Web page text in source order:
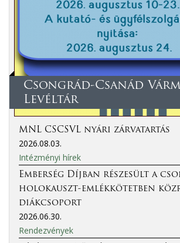
Csongrád-Csanád
Levéltár
MNL CSCSVL nyári zárvatartás
2026.08.03.
Intézményi hírek
Emberség Díjban részesült a
holokauszt-emlékkötetben
diákcsoport
2026.06.30.
Rendezvények